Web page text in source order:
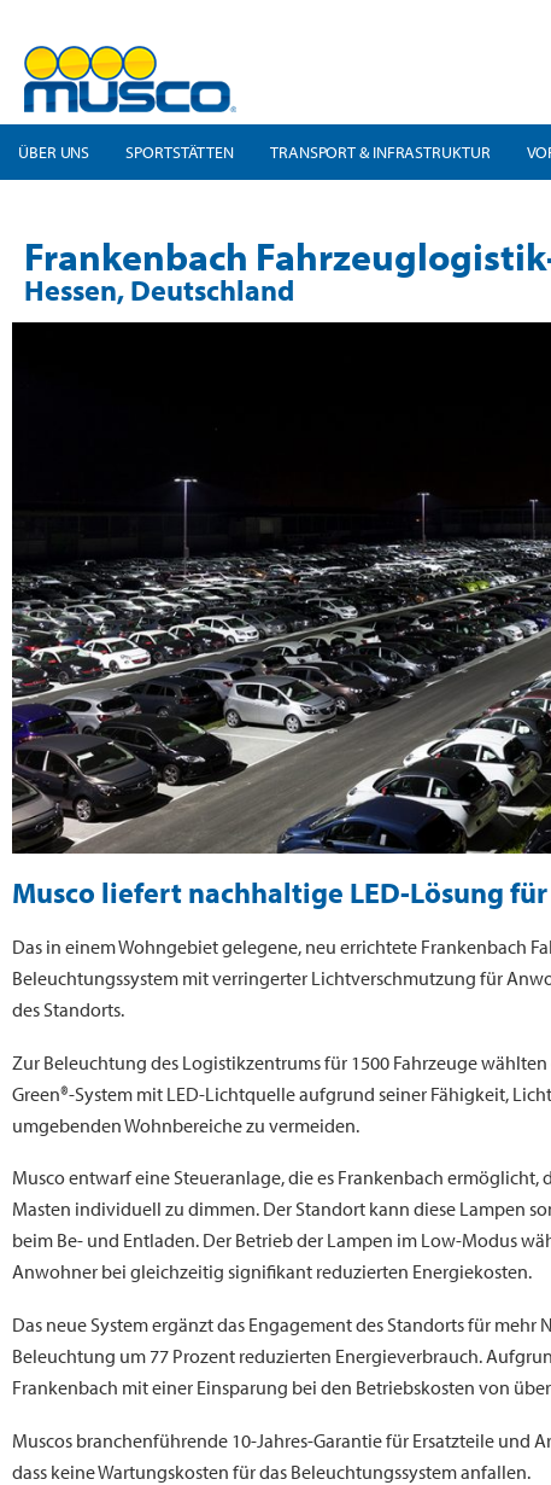
ÜBER UNS SPORTSTÄTTEN TRANSPORT & INFRASTRUKTUR
Frankenbach
Hessen, Deutschland
Musco liefert nachhaltige LED-Lösung
Das in einem Wohngebiet gelegene, neu errichtete Frankenbach
Beleuchtungssystem mit verringerter Lichtverschmutzung für
des Standorts.
Zur Beleuchtung des Logistikzentrums für 1500 Fahrzeuge
Green®-System mit LED-Lichtquelle aufgrund seiner Fähigkeit,
umgebenden Wohnbereiche zu vermeiden.
Musco entwarf eine Steueranlage, die es Frankenbach
Masten individuell zu dimmen. Der Standort kann diese Lampen
beim Be- und Entladen. Der Betrieb der Lampen im Low-Modus
Anwohner bei gleichzeitig signifikant reduzierten Energiekosten.
Das neue System ergänzt das Engagement des Standorts für
Beleuchtung um 77 Prozent reduzierten Energieverbrauch.
Frankenbach mit einer Einsparung bei den Betriebskosten von
Muscos branchenführende 10-Jahres-Garantie für Ersatzteile und
dass keine Wartungskosten für das Beleuchtungssystem anfallen.